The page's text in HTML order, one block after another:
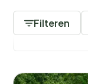
Filteren